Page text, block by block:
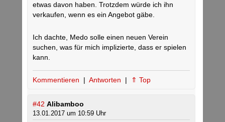
etwas davon haben. Trotzdem würde ich ihn
verkaufen, wenn es ein Angebot gäbe.
Ich dachte, Medo solle einen neuen Verein
suchen, was für mich implizierte, dass er spielen
kann.
Kommentieren | Antworten | ⇑ Top
#42 Alibamboo
13.01.2017 um 10:59 Uhr